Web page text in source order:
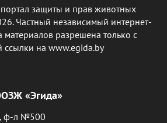
защиты и прав животных
Частный независимый интернет-
материалов разрешена только с
ссылки на www.egida.by
«Эгида»
ф-л №500